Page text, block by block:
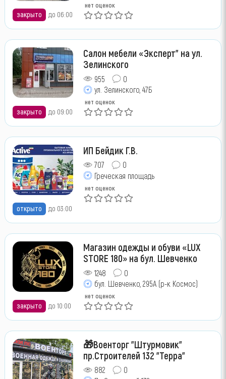
закрыто до 06:00
нет оценок
закрыто до 09:00
Салон мебели «Эксперт" на ул.
Зелинского
955
0
ул. Зелинского, 47Б
нет оценок
открыто до 03:00
ИП Бейдик Г.В.
707
0
Греческая площадь
нет оценок
закрыто до 10:00
Магазин одежды и обуви «LUX
STORE 180» на бул. Шевченко
1248
0
бул. Шевченко, 295А (р-к Космос)
нет оценок
🎁Военторг "Штурмовик"
пр.Строителей 132 "Терра"
882
0